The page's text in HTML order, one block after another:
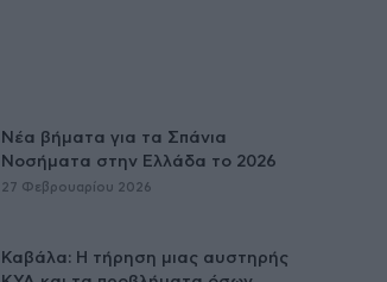
Νέα βήματα για τα Σπάνια
Νοσήματα στην Ελλάδα το 2026
27 Φεβρουαρίου 2026
Καβάλα: Η τήρηση μιας αυστηρής